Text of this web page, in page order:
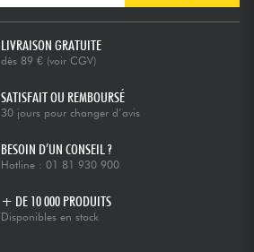
LIVRAISON GRATUITE
dès 89 € (voir CGV)
SATISFAIT OU REMBOURSÉ
30 jours pour changer d’avis
BESOIN D’UN CONSEIL ?
Hotline : 01 81 930 900
+ DE 10 000 PRODUITS
Disponibles en stock